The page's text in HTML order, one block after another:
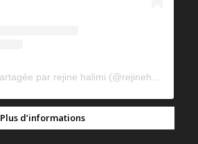
Plus d’informations